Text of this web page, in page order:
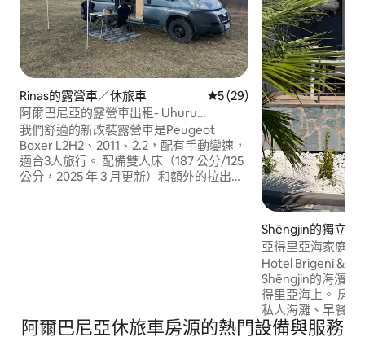
Rinas的露營車／休旅車 從 29 則評價中獲得 5 的平
5 (29)
阿爾巴尼亞的露營車出租- Uhuru
Campers
我們舒適的新改裝露營車是Peugeot
Boxer L2H2、2011、2.2，配有手動變速，
適合3人旅行。 配備雙人床（187 公分/125
公分，2025 年 3 月更新）和額外的拉出式
Shëngjin的獨立房
亞得里亞海家庭房
Hotel Brigeni &
Shëngjin的海濱家
得里亞海上。 房
私人海灘、早餐、
Fi、餐廳、海灘酒
房源可欣賞美麗的
阿爾巴尼亞休旅車房源的熱門設備與服務